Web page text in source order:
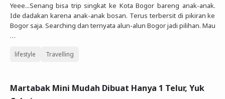
Yeee...Senang bisa trip singkat ke Kota Bogor bareng anak-anak.
Ide dadakan karena anak-anak bosan. Terus terbersit di pikiran ke
Bogor saja. Searching dan ternyata alun-alun Bogor jadi pilihan. Mau
…
lifestyle Travelling
Martabak Mini Mudah Dibuat Hanya 1 Telur, Yuk